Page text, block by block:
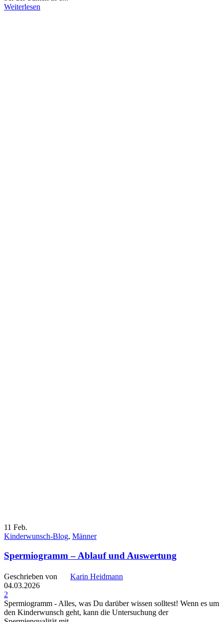
Weiterlesen
11 Feb.
Kinderwunsch-Blog, Männer
Spermiogramm – Ablauf und Auswertung
Geschrieben von
Karin Heidmann
04.03.2026
2
Spermiogramm - Alles, was Du darüber wissen solltest! Wenn es um
den Kinderwunsch geht, kann die Untersuchung der